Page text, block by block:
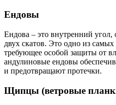
Ендовы
Ендова – это внутренний
двух скатов. Это одно из
требующее особой защиты от
андулиновые ендовы
и предотвращают протечки.
Щипцы (ветровые